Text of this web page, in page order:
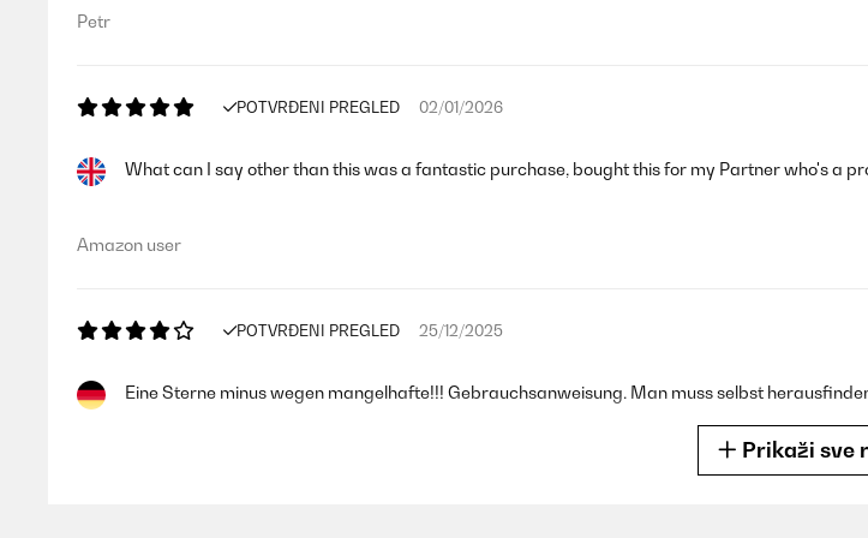
Petr
POTVRĐENI PREGLED 02/01/2026
What can I say other than this was a fantastic purchase, bought this for my Partner who's a
Amazon user
POTVRĐENI PREGLED 25/12/2025
Eine Sterne minus wegen mangelhafte!!! Gebrauchsanweisung. Man muss selbst
Prikaži sve